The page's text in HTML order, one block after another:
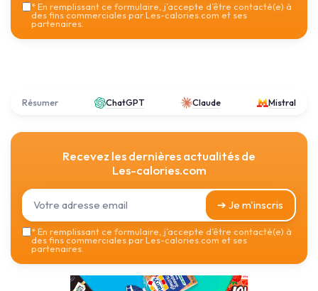
*En remplissant ce formulaire, j’accepte d’être contacté(e) à
des fins commerciales par Les-calories.com et ses
partenaires.
Résumer ChatGPT Claude Mistral
Recevez les dernières actualités de
Les-calories.com
➔ Je m'inscris
*En remplissant ce formulaire, j’accepte d’être contacté(e) à
des fins commerciales par Les-calories.com et ses
partenaires.